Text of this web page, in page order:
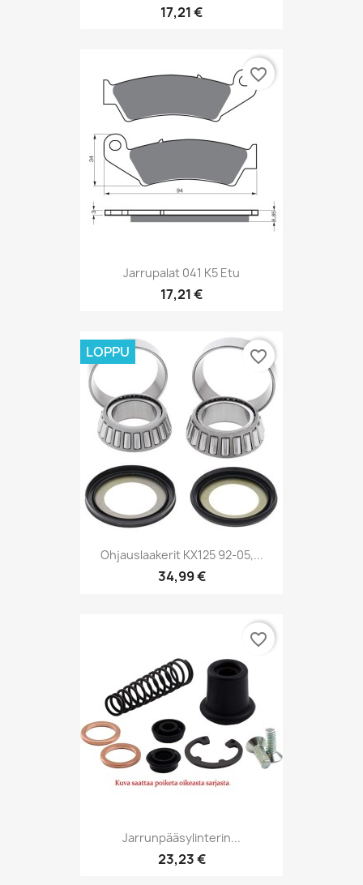
17,21 €
Jarrupalat 041 K5 Etu
17,21 €
favorite_border
Ohjauslaakerit KX125 92-05,...
34,99 €
LOPPU favorite_border
Jarrunpääsylinterin...
23,23 €
favorite_border